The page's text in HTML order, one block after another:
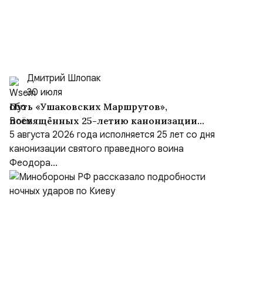
Дмитрий Шлопак
30 июля
Путь «Ушаковских Маршрутов»,
посвящённых 25-летию канонизации
адмирала
5 августа 2026 года исполняется 25 лет со дня
канонизации святого праведного воина
Феодора...